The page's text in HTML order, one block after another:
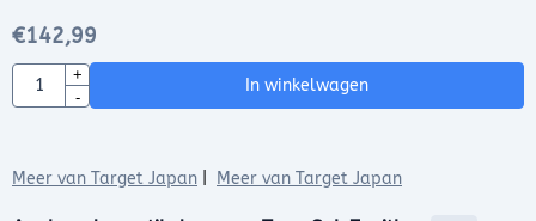
€142,99
Aantal
+
-
In winkelwagen
Meer van Target Japan Meer van Target Japan